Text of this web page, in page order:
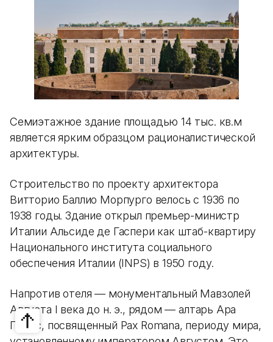
Семиэтажное здание площадью 14 тыс. кв.м
является ярким образцом рационалистической
архитектуры.
Строительство по проекту архитектора
Витторио Баллио Морпурго велось с 1936 по
1938 годы. Здание открыл премьер-министр
Италии Альсиде де Гаспери как штаб-квартиру
Национального института социального
обеспечения Италии (INPS) в 1950 году.
Напротив отеля — монументальный Мавзолей
Августа I века до н. э., рядом — алтарь Ара
Пачис, посвященный Pax Romana, периоду мира,